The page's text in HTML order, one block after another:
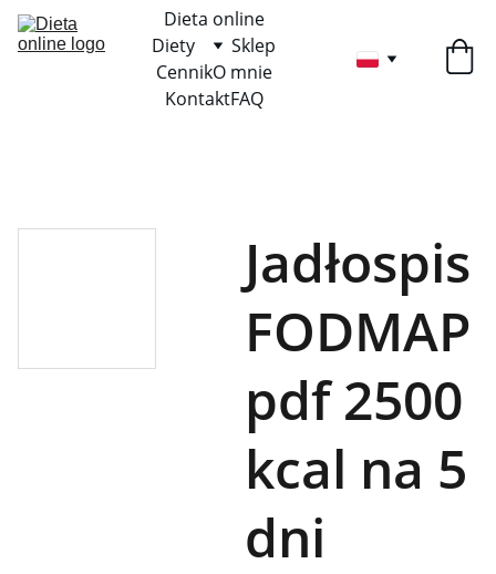
Dieta online
Diety
Sklep
CennikO mnie
KontaktFAQ
Jadłospis
FODMAP
pdf 2500
kcal na 5
dni